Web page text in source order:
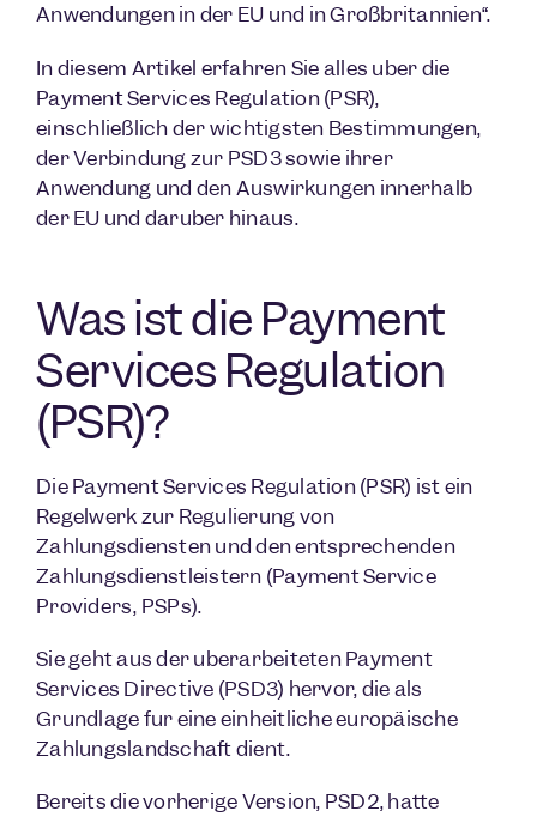
Anwendungen in der EU und in Großbritannien“.
In diesem Artikel erfahren Sie alles über die
Payment Services Regulation (PSR),
einschließlich der wichtigsten Bestimmungen,
der Verbindung zur PSD3 sowie ihrer
Anwendung und den Auswirkungen innerhalb
der EU und darüber hinaus.
Was ist die Payment
Services Regulation
(PSR)?
Die PaymentServices Regulation (PSR) ist ein
Regelwerk zur Regulierung von
Zahlungsdiensten und den entsprechenden
Zahlungsdienstleistern (Payment Service
Providers, PSPs).
Sie geht aus der überarbeiteten Payment
Services Directive (PSD3) hervor, die als
Grundlage für eine einheitliche europäische
Zahlungslandschaft dient.
Bereits die vorherige Version, PSD2, hatte